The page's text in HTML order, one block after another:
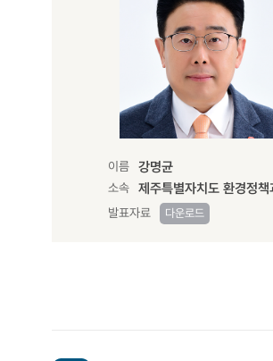
이름 강명균
소속 제주특별자치도 환경정책
발표자료 다운로드